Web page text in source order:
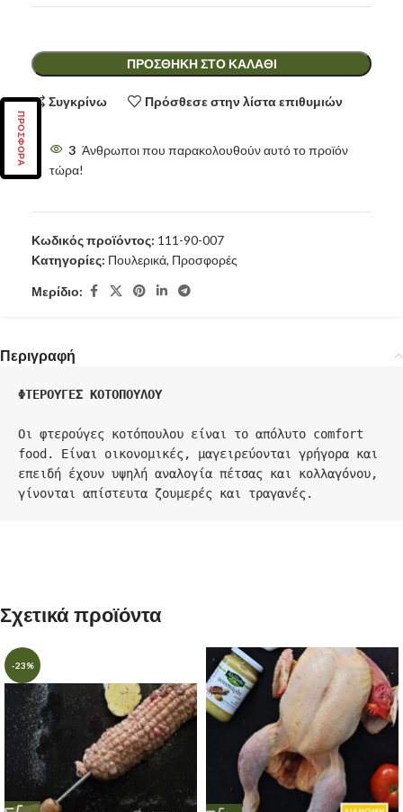
ΠΡΟΣΘΉΚΗ ΣΤΟ ΚΑΛΆΘΙ
Συγκρίνω Πρόσθεσε στην λίστα επιθυμιών
3 Άνθρωποι που παρακολουθούν αυτό το προϊόν
τώρα!
Κωδικός προϊόντος: 111-90-007
Κατηγορίες: Πουλερικά, Προσφορές
Μερίδιο:
Περιγραφή
ΦΤΕΡΟΥΓΕΣ ΚΟΤΟΠΟΥΛΟΥ
Οι φτερούγες κοτόπουλου είναι το απόλυτο comfort
food. Είναι οικονομικές, μαγειρεύονται γρήγορα και
επειδή έχουν υψηλή αναλογία πέτσας και κολλαγόνου,
γίνονται απίστευτα ζουμερές και τραγανές.
Σχετικά προϊόντα
-23%
ΠΡΟΣΦΟΡΑ